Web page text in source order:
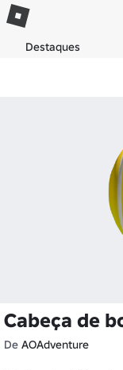
Destaques
Cabeça de
De AOAdventure